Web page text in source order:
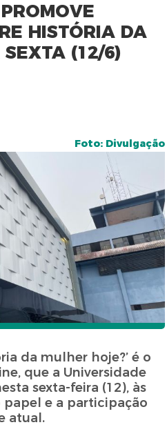
HISTÓRIA DA
SEXTA (12/6)
Foto: Divulgação
da mulher hoje?’ é o
que a Universidade
sexta-feira (12), às
papel e a participação
atual.